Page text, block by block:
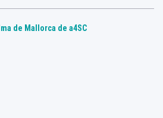
de Mallorca de a4SC